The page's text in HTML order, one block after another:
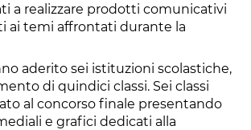
a realizzare prodotti comunicativi
ai temi affrontati durante la
aderito sei istituzioni scolastiche,
di quindici classi. Sei classi
al concorso finale presentando
e grafici dedicati alla